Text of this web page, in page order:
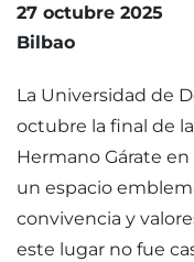
27 octubre 2025
Bilbao
La Universidad de
octubre la final de
Hermano Gárate
un espacio
convivencia y
este lugar no fue